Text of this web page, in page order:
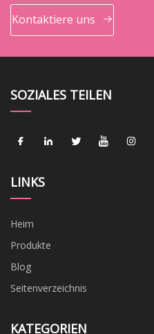
Kontaktiere uns
SOZIALES TEILEN
LINKS
Heim
Produkte
Blog
Seitenverzeichnis
KATEGORIEN